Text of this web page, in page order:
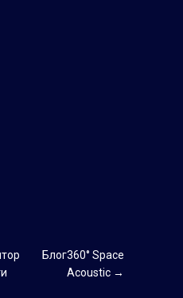
Блог360° Space
Acoustic →